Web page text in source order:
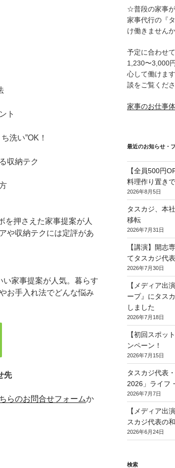
ト
洗い”OK！
収納テク
を押さえた家事提案が人
や収納テクには定評があ
家事提案が人気。暮らす
お手入れ法でどんな悩み
先
らのお問合せフォームか
☆普段の家事
家事代行の『
け働きません
予定に合わせ
1,230〜3,000
心して働けま
談をご覧くださ
家事のお仕事
最近のお知らせ・
【全員500円
料理作り置き
2026年8月5日
タスカジ、本
移転
2026年7月31日
【講演】開志
てタスカジ代
2026年7月30日
【メディア出
ープ』にタス
しました
2026年7月18日
【初回スポッ
ンペーン！
2026年7月15日
タスカジ代表
2026」ライフ
2026年7月7日
【メディア出
スカジ代表の
2026年6月24日
検索